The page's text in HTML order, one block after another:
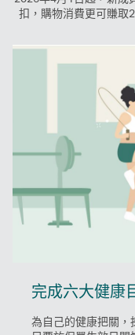
扣，購物消費更可賺取
完成六大健康
為自己的健康把關，